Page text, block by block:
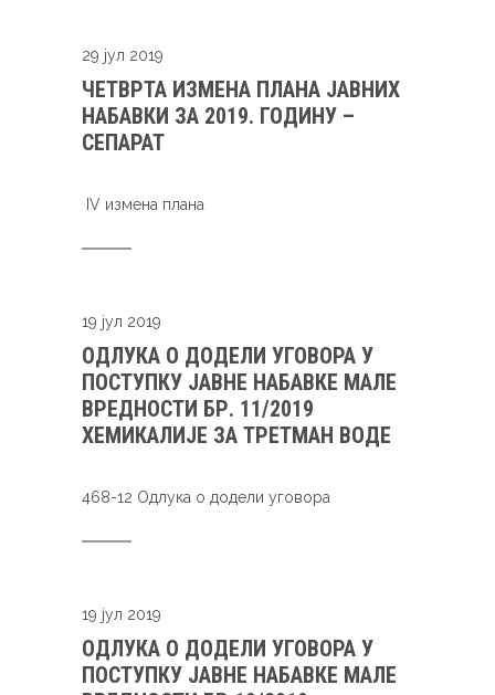
29 јул 2019
ЧЕТВРТА ИЗМЕНА ПЛАНА ЈАВНИХ
НАБАВКИ ЗА 2019. ГОДИНУ –
СЕПАРАТ
IV измена плана
19 јул 2019
ОДЛУКА О ДОДЕЛИ УГОВОРА У
ПОСТУПКУ ЈАВНЕ НАБАВКЕ МАЛЕ
ВРЕДНОСТИ БР. 11/2019
ХЕМИКАЛИЈЕ ЗА ТРЕТМАН ВОДЕ
468-12 Одлука о додели уговора
19 јул 2019
ОДЛУКА О ДОДЕЛИ УГОВОРА У
ПОСТУПКУ ЈАВНЕ НАБАВКЕ МАЛЕ